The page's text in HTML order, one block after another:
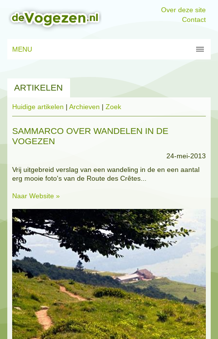
Over deze site
Contact
MENU
ARTIKELEN
Huidige artikelen | Archieven | Zoek
SAMMARCO OVER WANDELEN IN DE
VOGEZEN
24-mei-2013
Vrij uitgebreid verslag van een wandeling in de en een aantal
erg mooie foto's van de Route des Crêtes...
Naar Website »